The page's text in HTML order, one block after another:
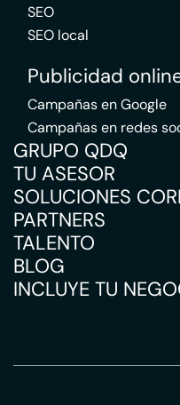
SEO
SEO local
Publicidad
Campañas en Google
Campañas en redes
GRUPO QDQ
TU ASESOR
SOLUCIONES
PARTNERS
TALENTO
BLOG
INCLUYE TU